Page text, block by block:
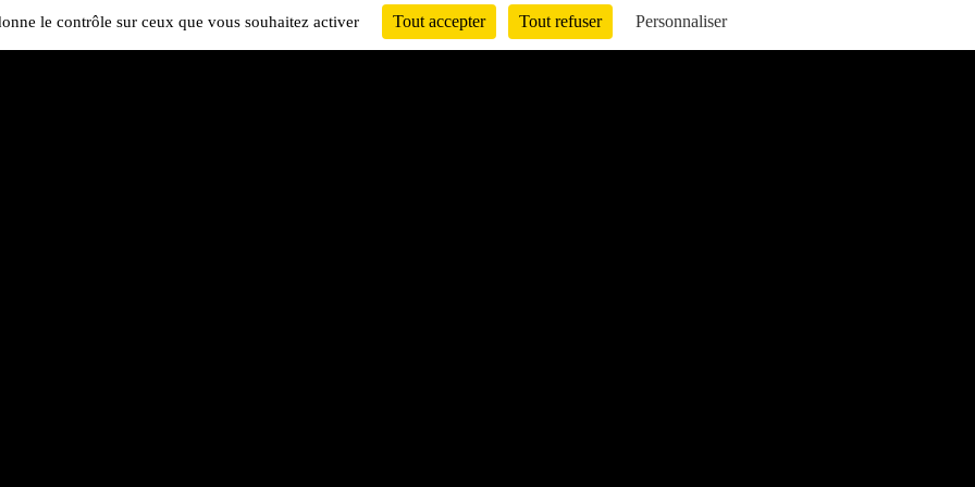
le contrôle sur ceux que vous souhaitez activer Tout accepter Tout refuser Personnaliser